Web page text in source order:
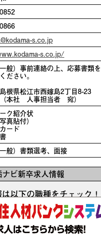
s.co.jp
s.co.jp/
一般）事前連絡の上、応募書類を
ださい。
根県松江市西嫁島2丁目8-23
人事担当者 宛）
ク紹介状
真貼付）
ード
一般）書類選考、面接
ビ新卒求人情報
以下の職種をチェック！
求人はありません。